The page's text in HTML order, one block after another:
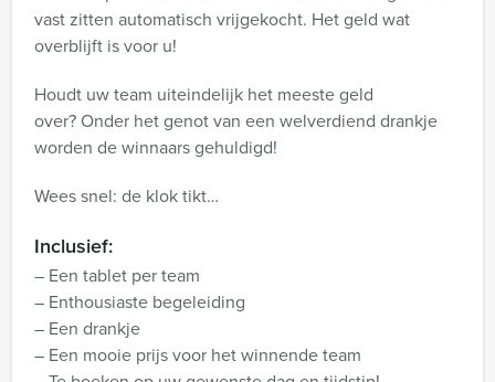
vast zitten automatisch vrijgekocht. Het geld wat
overblijft is voor u!
Houdt uw team uiteindelijk het meeste geld
over? Onder het genot van een welverdiend drankje
worden de winnaars gehuldigd!
Wees snel: de klok tikt…
Inclusief:
– Een tablet per team
– Enthousiaste begeleiding
– Een drankje
– Een mooie prijs voor het winnende team